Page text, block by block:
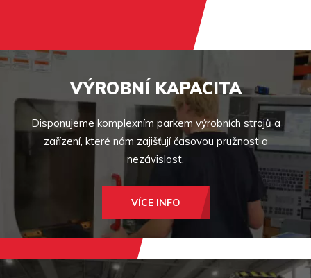
VÝROBNÍ KAPACITA
Disponujeme komplexním parkem výrobních strojů a
zařízení, které nám zajišťují časovou pružnost a
nezávislost.
VÍCE INFO